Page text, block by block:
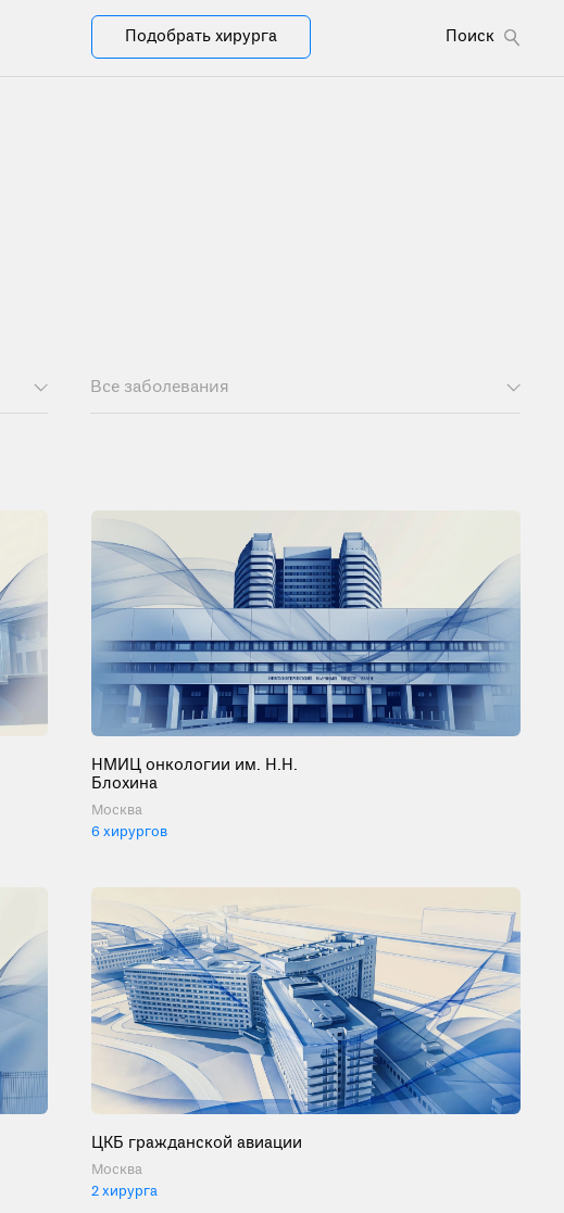
Подобрать хирурга Поиск
Все заболевания
НМИЦ онкологии им. Н.Н.
Блохина
Москва
6 хирургов
ЦКБ гражданской авиации
Москва
2 хирурга